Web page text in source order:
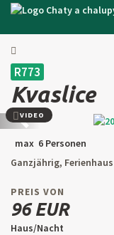
SUCHEN
BEDINGUNGEN
ÜBER UNS
KONTAKTE
EINGANG FÜR
SUCHEN AUF
R773
Kvaslice
Zurück
VIDEO
max 6 Personen
Ganzjährig,
PREIS VON
96 EUR
Haus/Nacht